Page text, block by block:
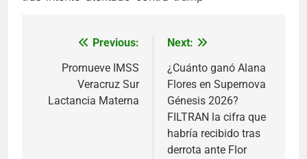
Navegación
entradas
Previous:
Promueve IMSS
Veracruz Sur
Lactancia Materna
Next:
¿Cuánto ganó Alana
Flores en Supernova
Génesis 2026?
FILTRAN la cifra que
habría recibido tras
derrota ante Flor